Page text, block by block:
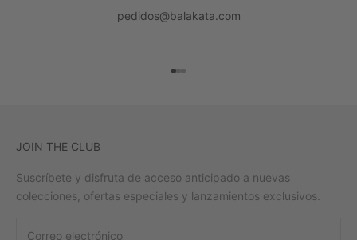
pedidos@balakata.com
Ir al artículo 1
Ir al artículo 2
Ir al artículo 3
JOIN THE CLUB
Suscríbete y disfruta de acceso anticipado a nuevas
colecciones, ofertas especiales y lanzamientos exclusivos.